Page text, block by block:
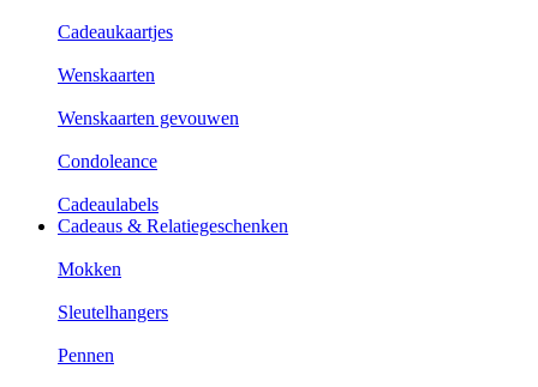
Cadeaukaartjes
Wenskaarten
Wenskaarten gevouwen
Condoleance
Cadeaulabels
Cadeaus & Relatiegeschenken
Mokken
Sleutelhangers
Pennen